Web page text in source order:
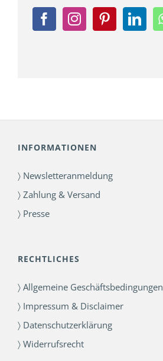
INFORMATIONEN
〉 Newsletteranmeldung
〉 Zahlung & Versand
〉 Presse
RECHTLICHES
〉 Allgemeine Geschäftsbedingungen
〉 Impressum & Disclaimer
〉 Datenschutzerklärung
〉 Widerrufsrecht